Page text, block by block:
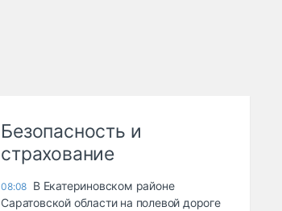
Безопасность и
страхование
08:08 В Екатериновском районе
Саратовской области на полевой дороге